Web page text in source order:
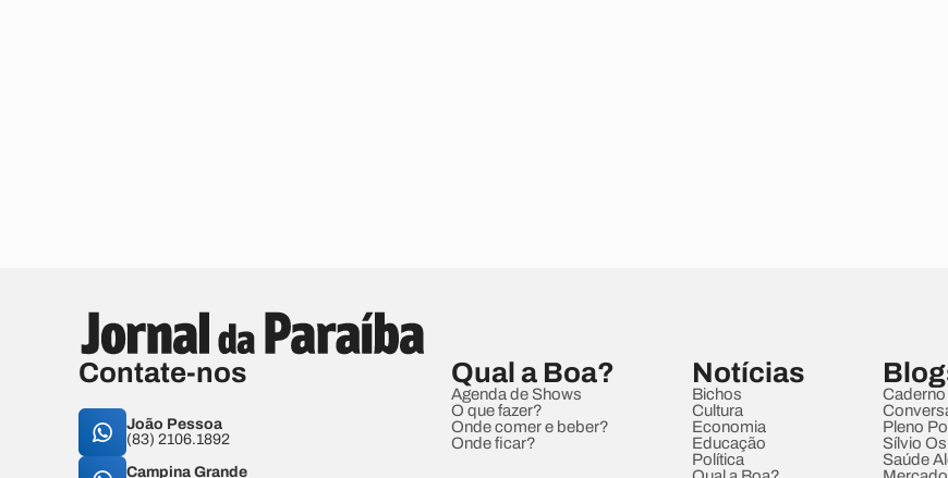
Contate-nos
João Pessoa
(83) 2106.1892
Campina Grande
Qual a Boa?
Agenda de Shows
O que fazer?
Onde comer e beber?
Onde ficar?
Notícias
Bichos
Cultura
Economia
Educação
Política
Caderno
Pleno
Sílvio
Saúde